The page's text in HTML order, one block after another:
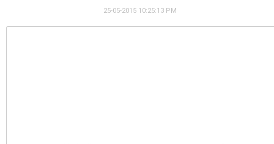
25-05-2015 10:25:13 PM